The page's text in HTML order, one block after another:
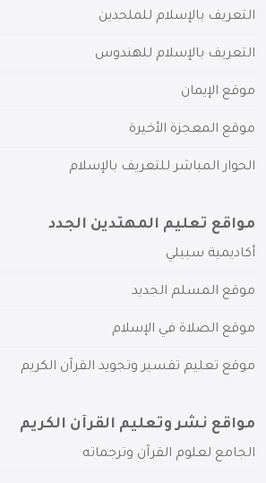
التعريف بالإسلام للملحدين
التعريف بالإسلام للهندوس
موقع الإيمان
موقع المعجزة الأخيرة
الحوار المباشر للتعريف بالإسلام
مواقع تعليم المهتدين الجدد
أكاديمية سبيلي
موقع المسلم الجديد
موقع الصلاة في الإسلام
موقع تعليم تفسير وتجويد القرآن الكريم
مواقع نشر وتعليم القرآن الكريم
الجامع لعلوم القرآن وترجماته